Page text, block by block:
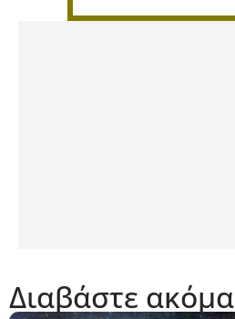
Διαβάστε ακόμα